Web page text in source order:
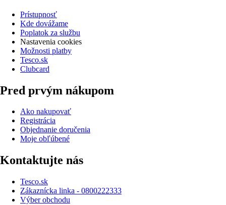
Prístupnosť
Kde dovážame
Poplatok za službu
Nastavenia cookies
Možnosti platby
Tesco.sk
Clubcard
Pred prvým nákupom
Ako nakupovať
Registrácia
Objednanie doručenia
Moje obľúbené
Kontaktujte nás
Tesco.sk
Zákaznícka linka - 0800222333
Výber obchodu